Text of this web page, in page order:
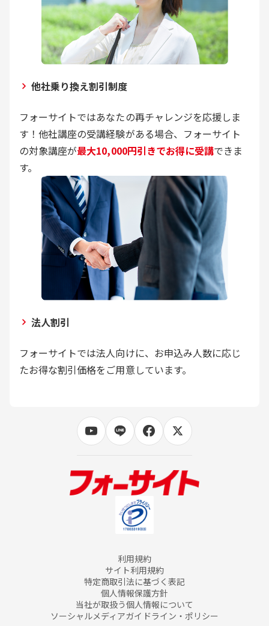
他社乗り換え割引制度
フォーサイトではあなたの再チャレンジを応援しま
す！他社講座の受講経験がある場合、フォーサイト
の対象講座が最大10,000円引きでお得に受講できま
す。
法人割引
フォーサイトでは法人向けに、お申込み人数に応じ
たお得な割引価格をご用意しています。
利用規約
サイト利用規約
特定商取引法に基づく表記
個人情報保護方針
当社が取扱う個人情報について
ソーシャルメディアガイドライン・ポリシー